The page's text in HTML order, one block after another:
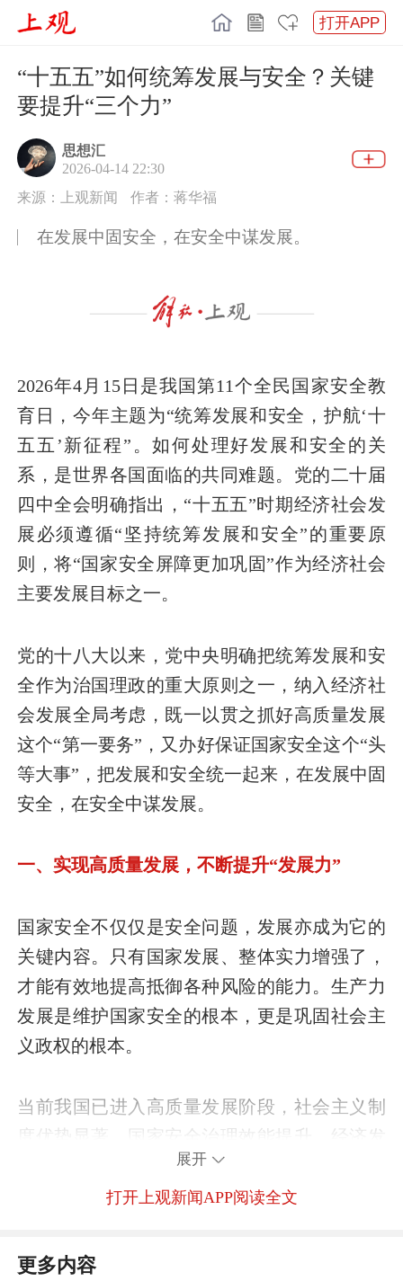
打开APP
“十五五”如何统筹发展与安全？关键
要提升“三个力”
思想汇
2026-04-14 22:30
来源：上观新闻
作者：蒋华福
在发展中固安全，在安全中谋发展。
2026年4月15日是我国第11个全民国家安全教
育日，今年主题为“统筹发展和安全，护航‘十
五五’新征程”。如何处理好发展和安全的关
系，是世界各国面临的共同难题。党的二十届
四中全会明确指出，“十五五”时期经济社会发
展必须遵循“坚持统筹发展和安全”的重要原
则，将“国家安全屏障更加巩固”作为经济社会
主要发展目标之一。
党的十八大以来，党中央明确把统筹发展和安
全作为治国理政的重大原则之一，纳入经济社
会发展全局考虑，既一以贯之抓好高质量发展
这个“第一要务”，又办好保证国家安全这个“头
等大事”，把发展和安全统一起来，在发展中固
安全，在安全中谋发展。
一、实现高质量发展，不断提升“发展力”
国家安全不仅仅是安全问题，发展亦成为它的
关键内容。只有国家发展、整体实力增强了，
才能有效地提高抵御各种风险的能力。生产力
发展是维护国家安全的根本，更是巩固社会主
义政权的根本。
当前我国已进入高质量发展阶段，社会主义制
度优势显著，国家安全治理效能提升，经济发
展长期向好，发展韧性强劲，社会大局稳定，
但同时发展不平衡不充分问题仍然突出，重点
理还有弱项。必须要以推动高质量发展为主
展开
打开上观新闻APP阅读全文
更多内容